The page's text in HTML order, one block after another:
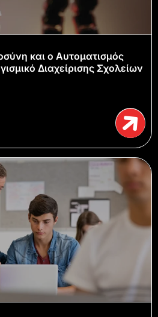
και ο Αυτοματισμός
Διαχείρισης Σχολείων